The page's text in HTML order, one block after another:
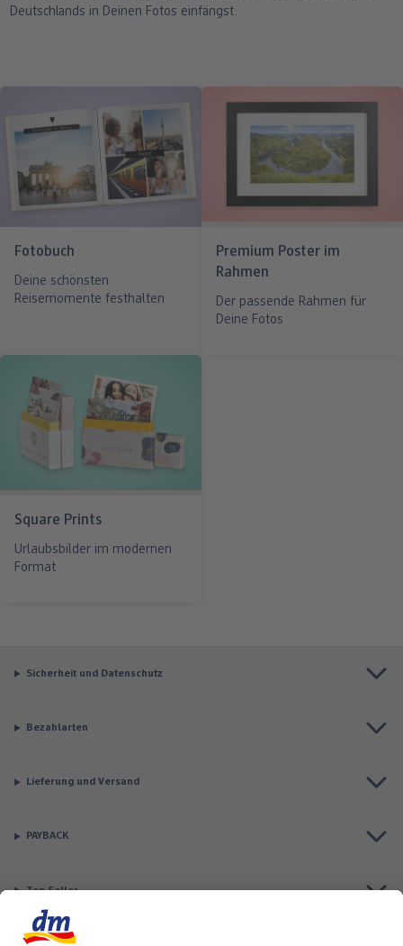
Deutschlands in Deinen Fotos einfängst.
Fotobuch
Deine schönsten
Reisemomente festhalten
Premium Poster im
Rahmen
Der passende Rahmen für
Deine Fotos
Square Prints
Urlaubsbilder im modernen
Format
Sicherheit und Datenschutz
Bezahlarten
Lieferung und Versand
PAYBACK
Top Seller